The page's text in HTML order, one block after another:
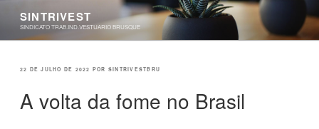
Pular
SINTRIVEST
SINDICATO TRAB.IND.VESTUARIO BRUSQUE
PUBLICADO
22 DE JULHO DE 2022 POR SINTRIVESTBRU
A volta da fome no Brasil